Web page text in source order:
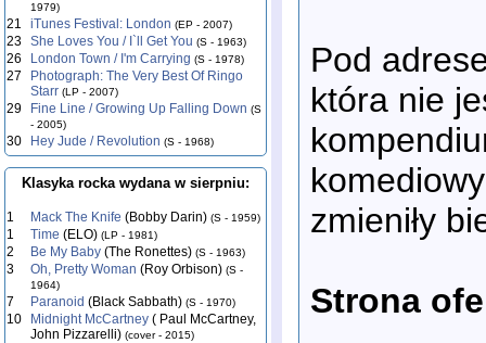
1979)
21 iTunes Festival: London (EP - 2007)
23 She Loves You / I`ll Get You (S - 1963)
26 London Town / I'm Carrying (S - 1978)
27
Photograph: The Very Best Of Ringo
Starr (LP - 2007)
29 Fine Line / Growing Up Falling Down (S
- 2005)
30 Hey Jude / Revolution (S - 1968)
Klasyka rocka wydana w sierpniu:
1 Mack The Knife (Bobby Darin) (S - 1959)
1 Time (ELO) (LP - 1981)
2 Be My Baby (The Ronettes) (S - 1963)
3 Oh, Pretty Woman (Roy Orbison) (S -
1964)
7 Paranoid (Black Sabbath) (S - 1970)
10 Midnight McCartney ( Paul McCartney,
John Pizzarelli) (cover - 2015)
Pod
która nie
zmieniły
Strona